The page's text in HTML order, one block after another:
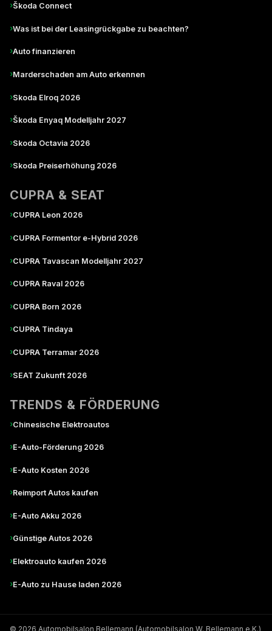
›Škoda Connect
›Was ist bei der Leasingrückgabe zu beachten?
›Auto finanzieren
›Marderschaden am Auto erkennen
›Skoda Elroq 2026
›Škoda Enyaq Modelljahr 2027
›Skoda Octavia 2026
›Skoda Preiserhöhung 2026
CUPRA & SEAT
›CUPRA Leon 2026
›CUPRA Formentor e-Hybrid 2026
›CUPRA Tavascan Modelljahr 2027
›CUPRA Raval 2026
›CUPRA Born 2026
›CUPRA Tindaya
›CUPRA Terramar 2026
›SEAT Zukunft 2026
TRENDS & FÖRDERUNG
›Chinesische Elektroautos
›E-Auto-Förderung 2026
›E-Auto Kosten 2026
›Reimport Autos kaufen
›E-Auto Akku 2026
›Günstige Autos 2026
›Elektroauto kaufen 2026
›E-Auto zu Hause laden 2026
© 2026 Automobilsalon Bellemann (Automobilsalon W. Bellemann e.K.)